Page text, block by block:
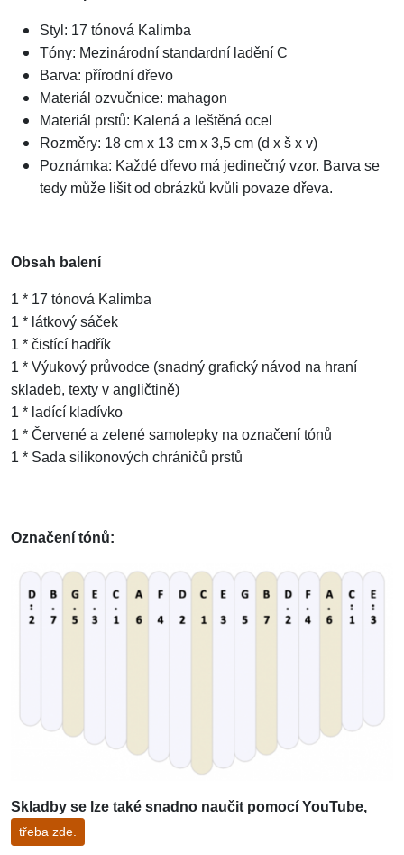
Styl: 17 tónová Kalimba
Tóny: Mezinárodní standardní ladění C
Barva: přírodní dřevo
Materiál ozvučnice: mahagon
Materiál prstů: Kalená a leštěná ocel
Rozměry: 18 cm x 13 cm x 3,5 cm (d x š x v)
Poznámka: Každé dřevo má jedinečný vzor. Barva se
tedy může lišit od obrázků kvůli povaze dřeva.
Obsah balení
1 * 17 tónová Kalimba
1 * látkový sáček
1 * čistící hadřík
1 * Výukový průvodce (snadný grafický návod na hraní
skladeb, texty v angličtině)
1 * ladící kladívko
1 * Červené a zelené samolepky na označení tónů
1 * Sada silikonových chráničů prstů
Označení tónů:
Skladby se lze také snadno naučit pomocí YouTube,
třeba zde.